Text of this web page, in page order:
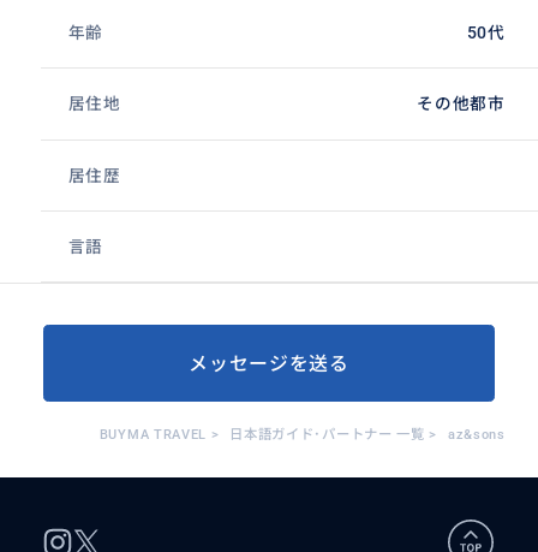
年齢 50代
居住地 その他都市
居住歴
言語
メッセージを送る
BUYMA TRAVEL > 日本語ガイド･パートナー 一覧 > az&sons